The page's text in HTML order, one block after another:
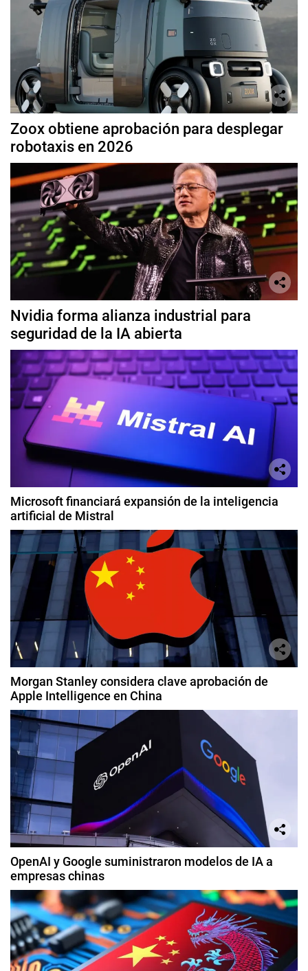
Zoox obtiene aprobación para desplegar
robotaxis en 2026
Nvidia forma alianza industrial para
seguridad de la IA abierta
Microsoft financiará expansión de la inteligencia
artificial de Mistral
Morgan Stanley considera clave aprobación de
Apple Intelligence en China
OpenAI y Google suministraron modelos de IA a
empresas chinas